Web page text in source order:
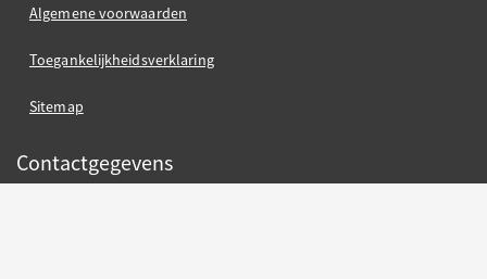
Algemene voorwaarden
Toegankelijkheidsverklaring
Sitemap
Contactgegevens